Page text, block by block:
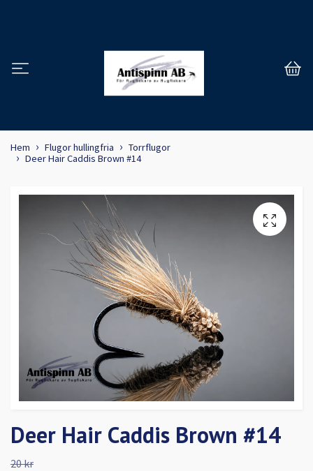
Hem Flugor hullingfria
Torrflugor
Deer Hair Caddis Brown #14
Deer Hair Caddis Brown #14
20 kr